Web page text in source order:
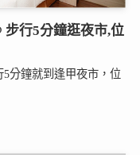
步行5分鐘逛夜市,位
5分鐘就到逢甲夜市，位